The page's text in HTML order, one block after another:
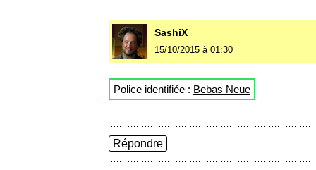
SashiX
15/10/2015 à 01:30
Police identifiée : Bebas Neue
Répondre